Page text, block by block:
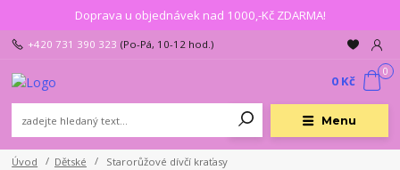
Doprava u objednávek nad 1000,-Kč ZDARMA!
Menu
+420 731 390 323 (Po-Pá, 10-12 hod.)
0
0 Kč
Úvod Dětské Starorůžové dívčí kraťasy